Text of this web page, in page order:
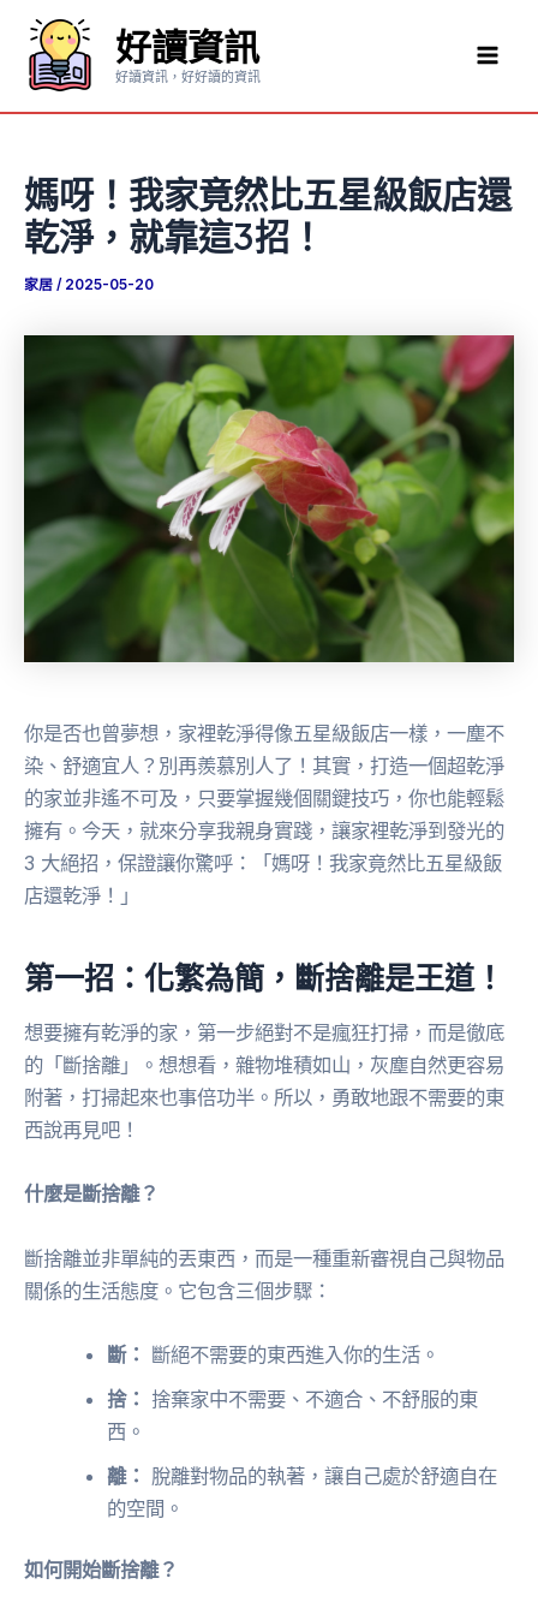
要
好讀資訊
好讀資訊，好好讀的資訊
媽呀！我家竟然比五星級飯店還
乾淨，就靠這3招！
家居 / 2025-05-20
你是否也曾夢想，家裡乾淨得像五星級飯店一樣，一塵不
染、舒適宜人？別再羨慕別人了！其實，打造一個超乾淨
的家並非遙不可及，只要掌握幾個關鍵技巧，你也能輕鬆
擁有。今天，就來分享我親身實踐，讓家裡乾淨到發光的
3 大絕招，保證讓你驚呼：「媽呀！我家竟然比五星級飯
店還乾淨！」
第一招：化繁為簡，斷捨離是王道！
想要擁有乾淨的家，第一步絕對不是瘋狂打掃，而是徹底
的「斷捨離」。想想看，雜物堆積如山，灰塵自然更容易
附著，打掃起來也事倍功半。所以，勇敢地跟不需要的東
西說再見吧！
什麼是斷捨離？
斷捨離並非單純的丟東西，而是一種重新審視自己與物品
關係的生活態度。它包含三個步驟：
斷： 斷絕不需要的東西進入你的生活。
捨： 捨棄家中不需要、不適合、不舒服的東
西。
離： 脫離對物品的執著，讓自己處於舒適自在
的空間。
如何開始斷捨離？